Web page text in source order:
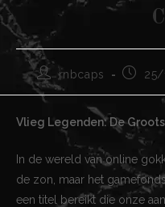
Autor
de
la
entrada:
rnbcaps
Vlieg Legenden: De
In de wereld van online
de zon, maar het
een titel bereikt die onze